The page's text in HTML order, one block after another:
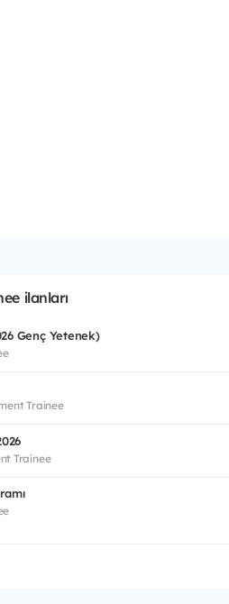
ilanları
Genç Yetenek)
Trainee
Trainee